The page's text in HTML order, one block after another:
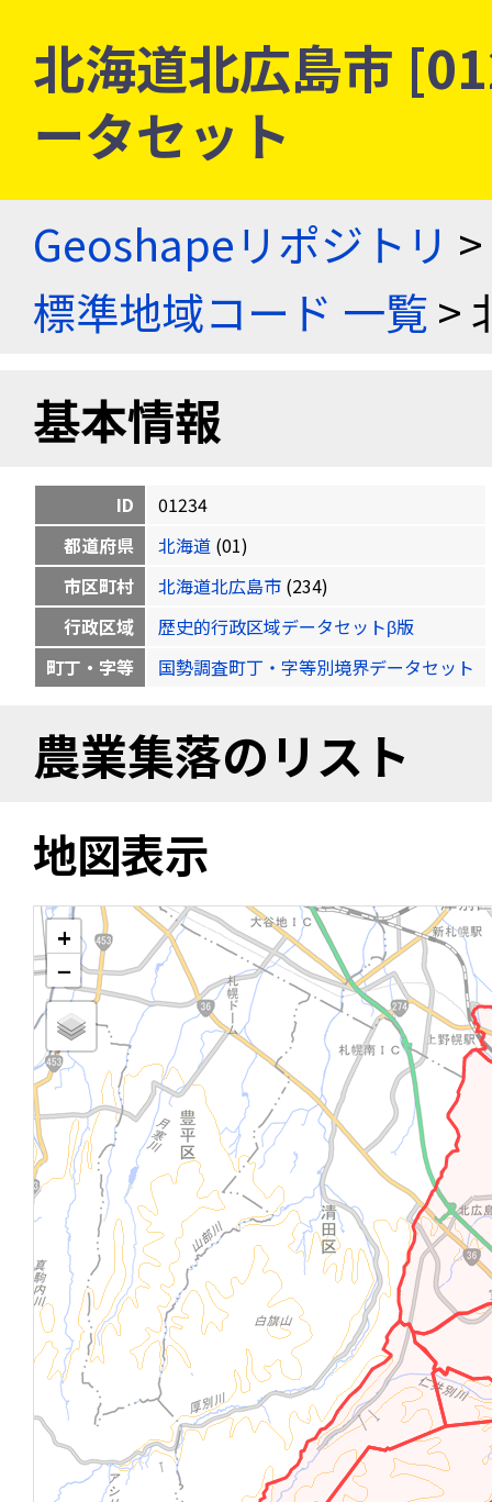
北海道北広島市
ータセット
Geoshapeリポジトリ >
標準地域コード 一覧>
基本情報
ID
01234
都道府県
北海道 (01)
市区町村
北海道北広島市 (234)
行政区域
歴史的行政区域データセットβ版
町丁・字等
国勢調査町丁・字等別境界データセット
農業集落のリスト
地図表示
+
−